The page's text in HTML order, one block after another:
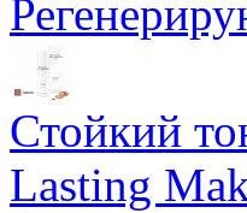
Стойкий
Lasting